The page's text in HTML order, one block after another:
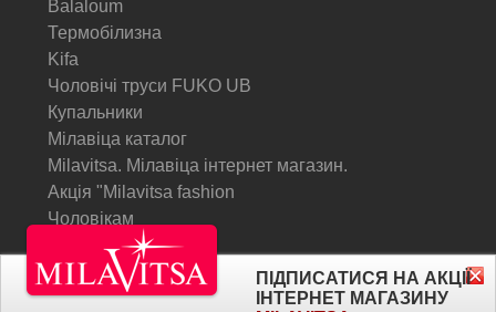
Balaloum
Термобілизна
Kifa
Чоловічі труси FUKO UB
Купальники
Мілавіца каталог
Milavitsa. Мілавіца інтернет магазин.
Акція "Milavitsa fashion
Чоловікам
ПІДПИСАТИСЯ НА АКЦІЇ
ІНТЕРНЕТ МАГАЗИНУ
© Milavitsa.